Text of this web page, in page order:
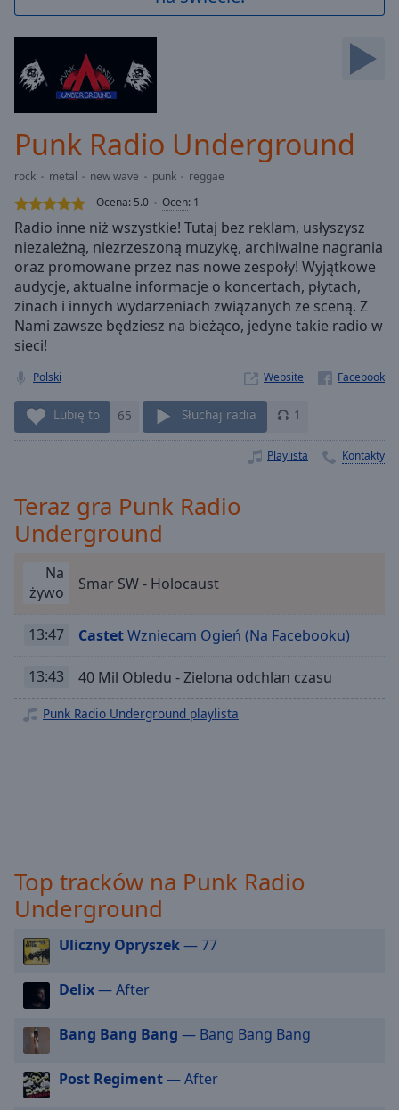
Backward
Mute
Current
0:00
Duration-:-
0.00%
Stream
TypeLIVE
Seek to
live,
currently
behind
liveLIVE
Remaining
Time-
1x
Playback
Rate
Descriptions
descriptions
off,
selected
Subtitles
subtitles
opens
Track
Picture-
Picture
Fullscreen
This
modal
window.
Beginning
Punk Radio Underground
rock metal new wave punk
reggae
Ocena: 5.0 Ocen: 1
Radio inne niż wszystkie! Tutaj bez reklam, usłyszysz
niezależną, niezrzeszoną muzykę, archiwalne nagrania
oraz promowane przez nas nowe zespoły! Wyjątkowe
audycje, aktualne informacje o koncertach, płytach,
zinach i innych wydarzeniach związanych ze sceną. Z
Nami zawsze będziesz na bieżąco, jedyne takie radio w
sieci!
Polski Website
Lubię to 65 Słuchaj radia 1
Playlista Kontakty
Teraz gra Punk Radio
Underground
Na
żywo
Smar SW - Holocaust
13:47 CastetWzniecam Ogień (Na Facebooku)
13:43 40 Mil Obledu - Zielona odchlan czasu
Punk Radio Underground playlista
Top tracków na Punk Radio
Underground
Uliczny Opryszek— 77
Delix— After
Bang Bang Bang — Bang Bang Bang
Post Regiment— After